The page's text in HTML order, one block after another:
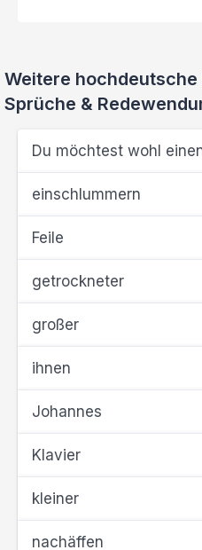
Weitere
Sprüche &
Du möchtest wohl
einschlummern
Feile
getrockneter
großer
ihnen
Johannes
Klavier
kleiner
nachäffen